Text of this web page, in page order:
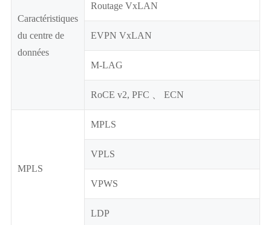
Caractéristiques
du centre de
données
Routage VxLAN
EVPN VxLAN
M-LAG
RoCE v2, PFC 、 ECN
MPLS
MPLS
VPLS
VPWS
LDP